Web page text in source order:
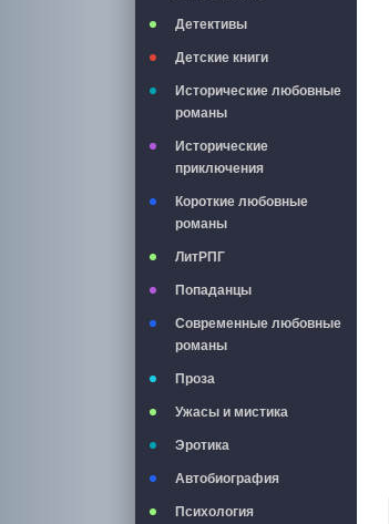
Детективы
Детские книги
Исторические любовные
романы
Исторические
приключения
Короткие любовные
романы
ЛитРПГ
Попаданцы
Современные любовные
романы
Проза
Ужасы и мистика
Эротика
Автобиография
Психология